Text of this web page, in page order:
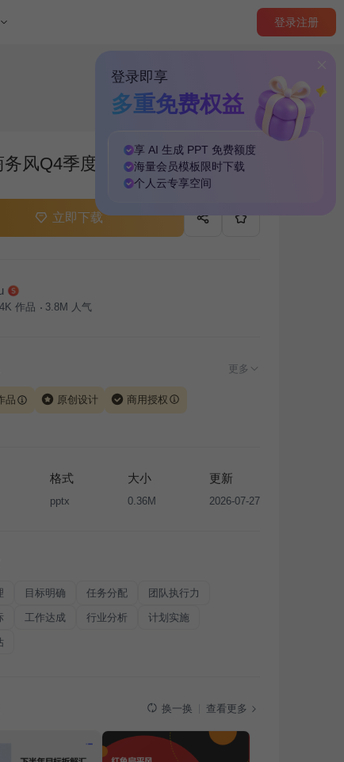
登录注册
登录即享
多重免费权益
享 AI 生成 PPT 免费额度
海量会员模板 限时下载
个人云专享空间
务风Q4季度工作计划PPT主题
立即下载
作品 3.8M 人气
更多
品 原创设计 商用授权
出租，未经投权许可任何人不得擅自转载和分发，否则
作权法的相关规定承担相应法律责任。
格式
pptx
大小
0.36M
更新
2026-07-27
目标明确 任务分配 团队执行力
工作达成 行业分析 计划实施
换一换 查看更多